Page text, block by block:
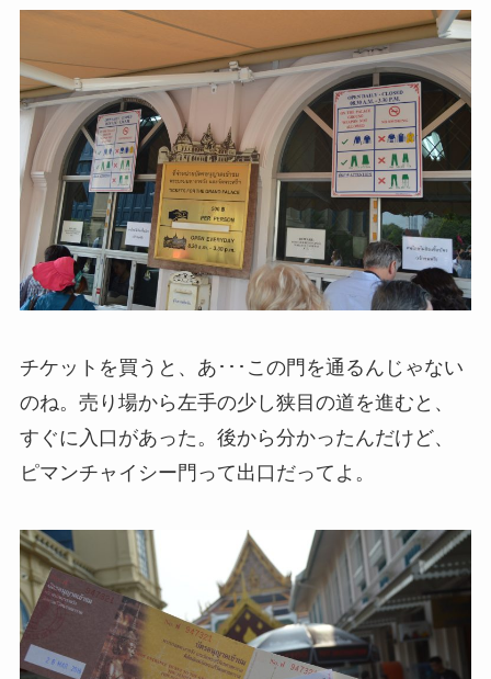
チケットを買うと、あ･･･この門を通るんじゃない
のね。売り場から左手の少し狭目の道を進むと、
すぐに入口があった。後から分かったんだけど、
ピマンチャイシー門って出口だってよ。